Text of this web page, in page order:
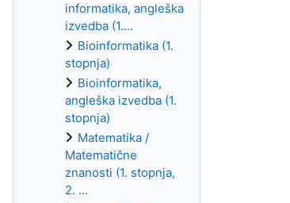
informatika, angleška
izvedba (1....
Bioinformatika (1.
stopnja)
Bioinformatika,
angleška izvedba (1.
stopnja)
Matematika /
Matematične
znanosti (1. stopnja,
2. ...